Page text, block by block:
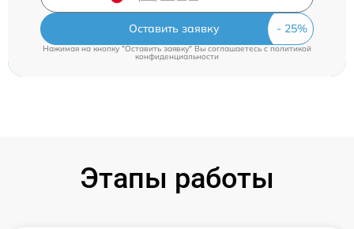
Оставить заявку
Нажимая на кнопку "Оставить заявку" Вы соглашаетесь cполитикой
конфиденциальности
Этапы работы